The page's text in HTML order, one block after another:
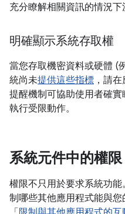
充分瞭解相關資訊的情況下
明確顯示系統存取權
當您存取機密資料或硬體 (
統尚未提供這些指標 ，請
提醒機制可協助使用者確
執行受限動作。
系統元件中的權限
權限不只用於要求系統功
制哪些其他應用程式能與